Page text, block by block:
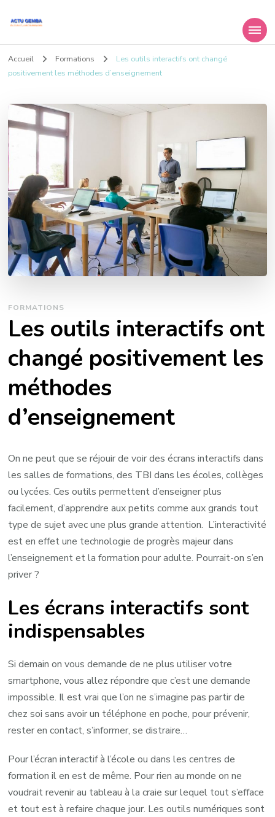
Actu Gemba
Accueil Formations
Les outils interactifs ont changé
positivement les méthodes d’enseignement
FORMATIONS
Les outils interactifs ont
changé positivement les
méthodes
d’enseignement
On ne peut que se réjouir de voir des écrans interactifs dans
les salles de formations, des TBI dans les écoles, collèges
ou lycées. Ces outils permettent d’enseigner plus
facilement, d’apprendre aux petits comme aux grands tout
type de sujet avec une plus grande attention. L’interactivité
est en effet une technologie de progrès majeur dans
l’enseignement et la formation pour adulte. Pourrait-on s’en
priver ?
Les écrans interactifs sont
indispensables
Si demain on vous demande de ne plus utiliser votre
smartphone, vous allez répondre que c’est une demande
impossible. Il est vrai que l’on ne s’imagine pas partir de
chez soi sans avoir un téléphone en poche, pour prévenir,
rester en contact, s’informer, se distraire…
Pour l’écran interactif à l’école ou dans les centres de
formation il en est de même. Pour rien au monde on ne
voudrait revenir au tableau à la craie sur lequel tout s’efface
et tout est à refaire chaque jour. Les outils numériques sont